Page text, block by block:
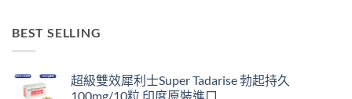
BEST SELLING
超級雙效犀利士Super Tadarise 勃起持久
100mg/10粒 印度原裝進口